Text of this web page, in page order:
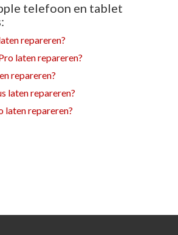
telefoon en tablet
repareren?
laten repareren?
repareren?
laten repareren?
laten repareren?